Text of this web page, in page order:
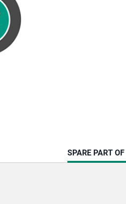
CURRENT
TAB:
SPARE PART